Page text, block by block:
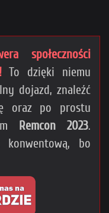
społeczności
To dzięki niemu
dojazd, znaleźć
oraz po prostu
Remcon 2023.
konwentową, bo